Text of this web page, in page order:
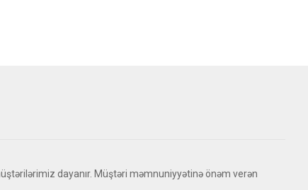
dayanır. Müştəri məmnuniyyətinə önəm verən